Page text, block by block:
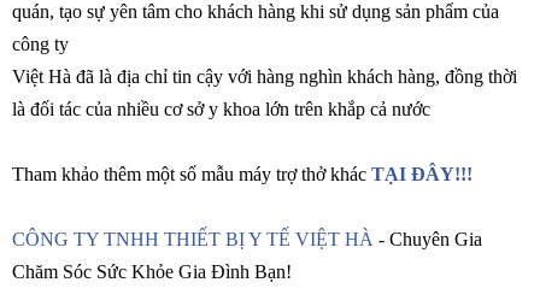
quán, tạo sự yên tâm cho khách hàng khi sử dụng sản phẩm của
công ty
Việt Hà đã là địa chỉ tin cậy với hàng nghìn khách hàng, đồng thời
là đối tác của nhiều cơ sở y khoa lớn trên khắp cả nước
Tham khảo thêm một số mẫu máy trợ thở khác TẠI ĐÂY!!!
CÔNG TY TNHH THIẾT BỊ Y TẾ VIỆT HÀ - Chuyên Gia
Chăm Sóc Sức Khỏe Gia Đình Bạn!